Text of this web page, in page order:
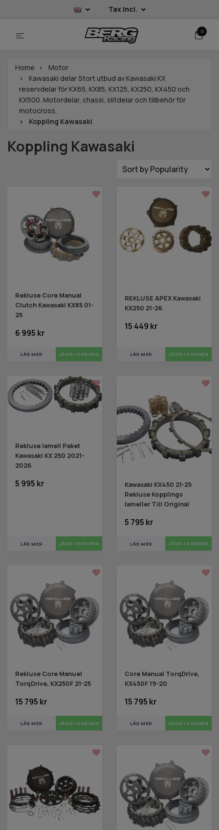
Tax Incl.
0
Home
Motor
Kawasaki delar Stort utbud av Kawasaki KX
reservdelar för KX65, KX85, KX125, KX250, KX450 och
KX500. Motordelar, chassi, slitdelar och tillbehör för
motocross.
Koppling Kawasaki
Koppling Kawasaki
Rekluse Core Manual
Clutch Kawasaki KX85 01-
25
6 995 kr
LÄS MER
REKLUSE APEX Kawasaki
KX250 21-26
15 449 kr
LÄS MER
Rekluse lamell Paket
Kawasaki KX 250 2021-
2026
5 995 kr
LÄS MER
Kawasaki KX450 21-25
Rekluse Kopplings
lameller Till Original
5 795 kr
LÄS MER
Rekluse Core Manuel
TorqDrive, KX250F 21-25
15 795 kr
LÄS MER
Core Manual TorqDrive,
KX450F 19-20
15 795 kr
LÄS MER